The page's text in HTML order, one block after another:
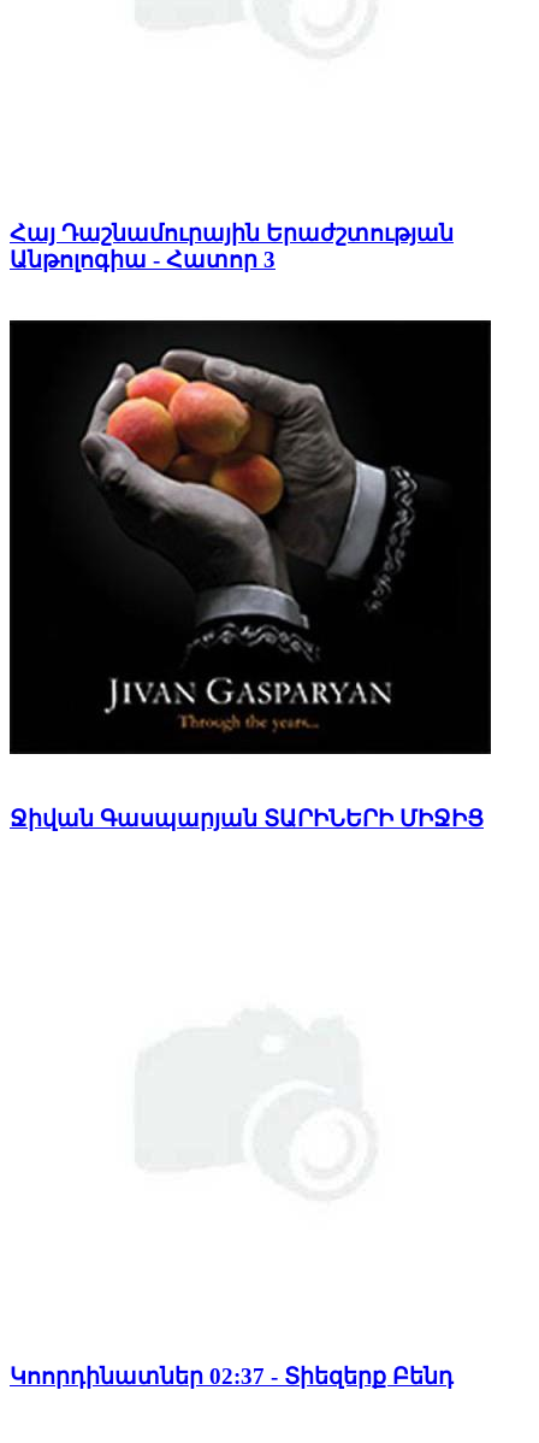
Հայ Դաշնամուրային Երաժշտության
Անթոլոգիա - Հատոր 3
Ջիվան Գասպարյան ՏԱՐԻՆԵՐԻ ՄԻՋԻՑ
Կոորդինատներ 02:37 - Տիեզերք Բենդ